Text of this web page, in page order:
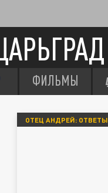
ФИЛЬМЫ
ОТЕЦ АНДРЕЙ: ОТВЕТЫ